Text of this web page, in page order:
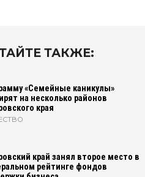
ТАКЖЕ:
«Семейные каникулы»
на несколько районов
края
край занял второе место в
рейтинге фондов